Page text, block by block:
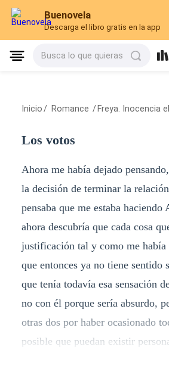
Buenovela
Descarga el libro gratis en la app
Busca lo que quieras
Inicio / Romance / Freya. Inocencia
Los votos
Ahora me había dejado
la decisión de terminar la
pensaba que me estaba
ahora descubría que cada cosa
justificación tal y como me había
que entonces ya no tiene sentido
que tenía todavía esa sensación
no con él porque sería absurdo,
otras dos por haber ocasionado
posible que puedan existir